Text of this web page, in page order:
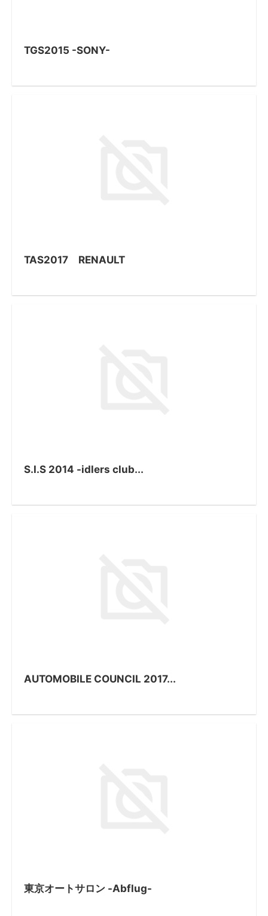
TGS2015 -SONY-
TAS2017 RENAULT
S.I.S 2014 -idlers club...
AUTOMOBILE COUNCIL 2017...
東京オートサロン -Abflug-